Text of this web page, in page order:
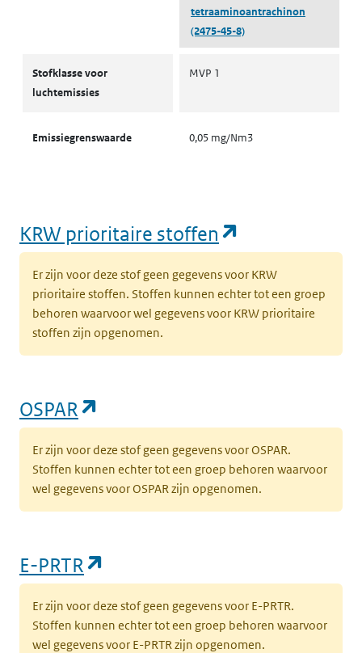
tetraaminoantrachinon
(2475-45-8)
Stofklasse voor
luchtemissies
MVP 1
Emissiegrenswaarde 0,05 mg/Nm3
KRW prioritaire stoffen
Er zijn voor deze stof geen gegevens voor KRW
prioritaire stoffen. Stoffen kunnen echter tot een groep
behoren waarvoor wel gegevens voor KRW prioritaire
stoffen zijn opgenomen.
OSPAR
Er zijn voor deze stof geen gegevens voor OSPAR.
Stoffen kunnen echter tot een groep behoren waarvoor
wel gegevens voor OSPAR zijn opgenomen.
E-PRTR
Er zijn voor deze stof geen gegevens voor E-PRTR.
Stoffen kunnen echter tot een groep behoren waarvoor
wel gegevens voor E-PRTR zijn opgenomen.